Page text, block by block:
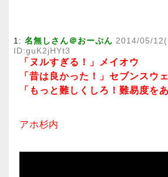
1: 名無しさん＠おーぷん 2014/05/
ID:guK2jHYt3
「ヌルすぎる！」メイオウ
「昔は良かった！」セブンスウ
「もっと難しくしろ！難易度を
アホ杉内